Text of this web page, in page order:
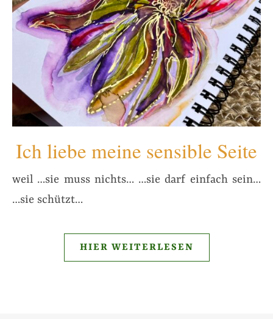
Ich liebe meine sensible Seite
weil …sie muss nichts… …sie darf einfach sein…
…sie schützt…
HIER WEITERLESEN